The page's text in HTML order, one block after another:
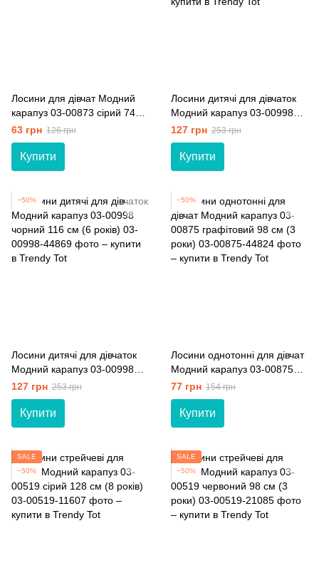
Лосини для дівчат Модний
карапуз 03-00873 сірий 74
см (9 мiс.)
63 грн 126 грн
Купити
Лосини дитячі для дівчаток
Модний карапуз 03-00998
графітовий 128 см (8 років)
127 грн 253 грн
Купити
−50%
Лосини дитячі для дівчаток
Модний карапуз 03-00998
чорний 116 см (6 років)
127 грн 253 грн
Купити
−50%
Лосини однотонні для дівчат
Модний карапуз 03-00875
графітовий 98 см (3 роки)
77 грн 154 грн
Купити
SALE
−50%
SALE
−50%